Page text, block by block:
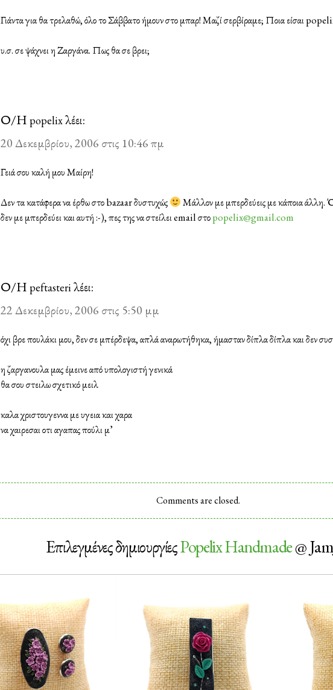
Γιάντα για θα τρελαθώ, όλο το Σάββατο ήμουν στο μπαρ! Μαζί σερβίραμε; Ποια είσαι
υ.σ. σε ψάχνει η Ζαργάνα. Πως θα σε βρει;
Ο/Η popelixλέει:
20 Δεκεμβρίου, 2006 στις 10:46 πμ
Γειά σου καλή μου Μαίρη!
Δεν τα κατάφερα να έρθω στο bazaar δυστυχώς
Μάλλον με μπερδεύεις με κάποια άλλη.
δεν με μπερδεύει και αυτή :-), πες της να στείλει email στοpopelix@gmail.com
Ο/Η peftasteriλέει:
22 Δεκεμβρίου, 2006 στις 5:50 μμ
όχι βρε πουλάκι μου, δεν σε μπέρδεψα, απλά αναρωτήθηκα, ήμασταν δίπλα δίπλα και δεν
η ζαργανουλα μας έμεινε από υπολογιστή γενικά
θα σου στειλω σχετικό μειλ
καλα χριστουγεννα με υγεια και χαρα
να χαιρεσαι οτι αγαπας πούλι μ’
Comments are closed.
Επιλεγμένες δημιουργίεςPopelix Handmade@